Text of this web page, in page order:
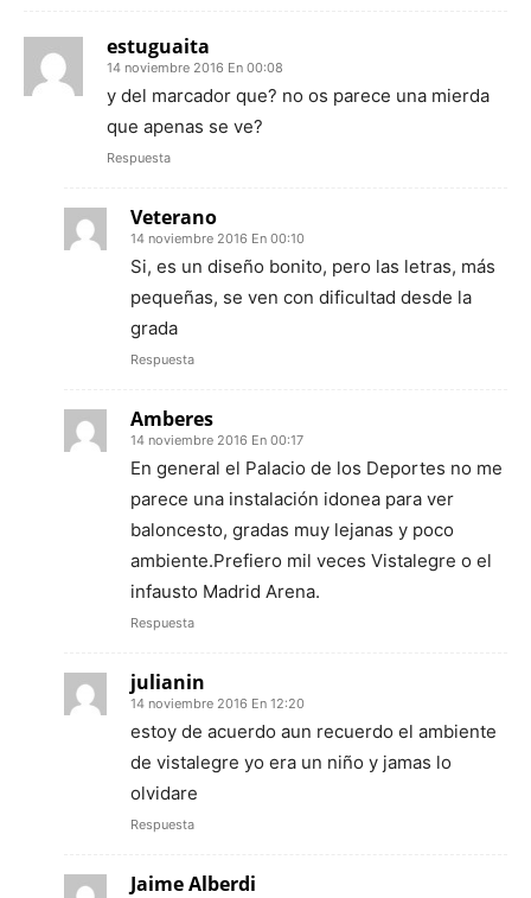
estuguaita
14 noviembre 2016 En 00:08
y del marcador que? no os parece una mierda
que apenas se ve?
Respuesta
Veterano
14 noviembre 2016 En 00:10
Si, es un diseño bonito, pero las letras, más
pequeñas, se ven con dificultad desde la
grada
Respuesta
Amberes
14 noviembre 2016 En 00:17
En general el Palacio de los Deportes no me
parece una instalación idonea para ver
baloncesto, gradas muy lejanas y poco
ambiente.Prefiero mil veces Vistalegre o el
infausto Madrid Arena.
Respuesta
julianin
14 noviembre 2016 En 12:20
estoy de acuerdo aun recuerdo el ambiente
de vistalegre yo era un niño y jamas lo
olvidare
Respuesta
Jaime Alberdi